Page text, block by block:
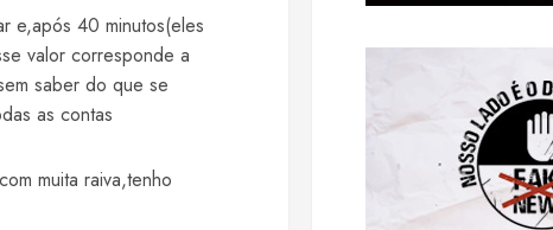
e,após 40 minutos(eles
valor corresponde a
saber do que se
as contas
muita raiva,tenho